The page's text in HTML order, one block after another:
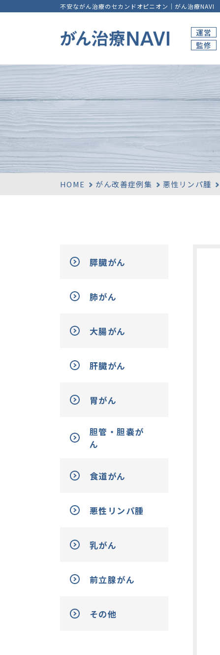
不安ながん治療のセカンドオピニオン｜がん治療NAVI
運営
監修
HOME がん改善症例集 悪性リンパ腫
膵臓がん
肺がん
大腸がん
肝臓がん
胃がん
胆管・胆嚢が
ん
食道がん
悪性リンパ腫
乳がん
前立腺がん
その他